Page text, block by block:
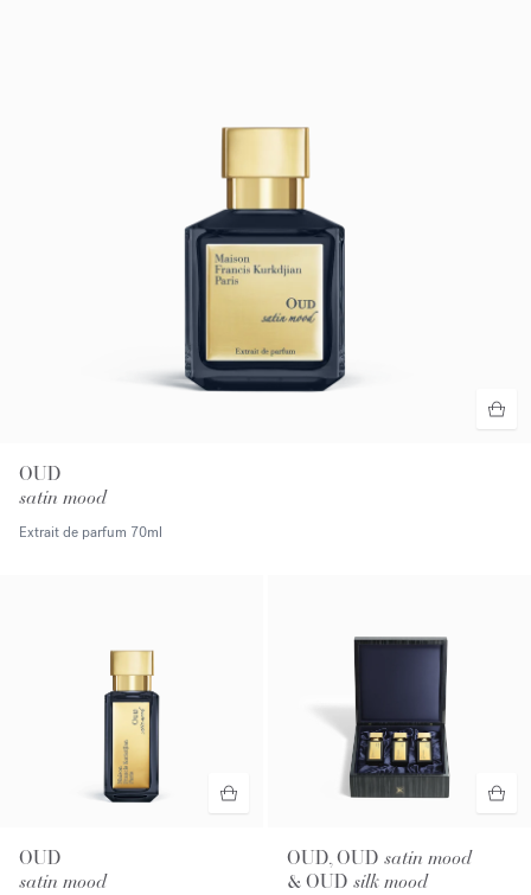
OUD
satin mood
Extrait de parfum 70ml
OUD
satin mood
OUD, OUD satin mood
& OUD silk mood